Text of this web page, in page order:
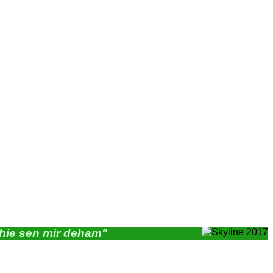
sen mir deham"